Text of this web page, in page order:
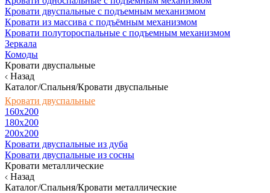
Кровати двуспальные с подъемным механизмом
Кровати из массива с подъёмным механизмом
Кровати полутороспальные с подъемным механизмом
Зеркала
Комоды
Кровати двуспальные
Назад
Каталог/Спальня/Кровати двуспальные
Кровати двуспальные
160х200
180x200
200x200
Кровати двуспальные из дуба
Кровати двуспальные из сосны
Кровати металлические
Назад
Каталог/Спальня/Кровати металлические